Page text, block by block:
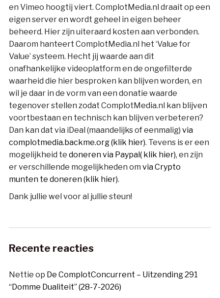
en Vimeo hoogtij viert. ComplotMedia.nl draait op een
eigen server en wordt geheel in eigen beheer
beheerd. Hier zijn uiteraard kosten aan verbonden.
Daarom hanteert ComplotMedia.nl het ‘Value for
Value’ systeem. Hecht jij waarde aan dit
onafhankelijke videoplatform en de ongefilterde
waarheid die hier besproken kan blijven worden, en
wil je daar in de vorm van een donatie waarde
tegenover stellen zodat ComplotMedia.nl kan blijven
voortbestaan en technisch kan blijven verbeteren?
Dan kan dat via iDeal (maandelijks of eenmalig) via
complotmedia.backme.org (klik hier). Tevens is er een
mogelijkheid te doneren via Paypal( klik hier), en zijn
er verschillende mogelijkheden om via Crypto
munten te doneren (klik hier).
Dank jullie wel voor al jullie steun!
Recente reacties
Nettie op De ComplotConcurrent – Uitzending 291
“Domme Dualiteit” (28-7-2026)